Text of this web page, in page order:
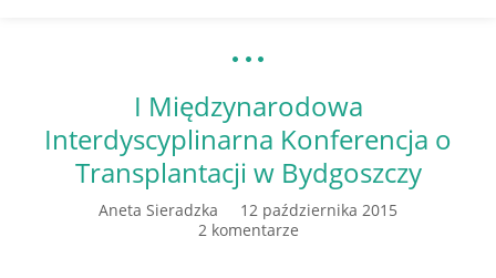
I Międzynarodowa
Interdyscyplinarna Konferencja o
Transplantacji w Bydgoszczy
Aneta Sieradzka
12 października 2015
2 komentarze